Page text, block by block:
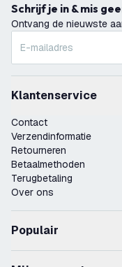
Schrijf je in & mis
Ontvang de nieuwste
Klantenservice
Contact
Verzendinformatie
Retourneren
Betaalmethoden
Terugbetaling
Over ons
Populair